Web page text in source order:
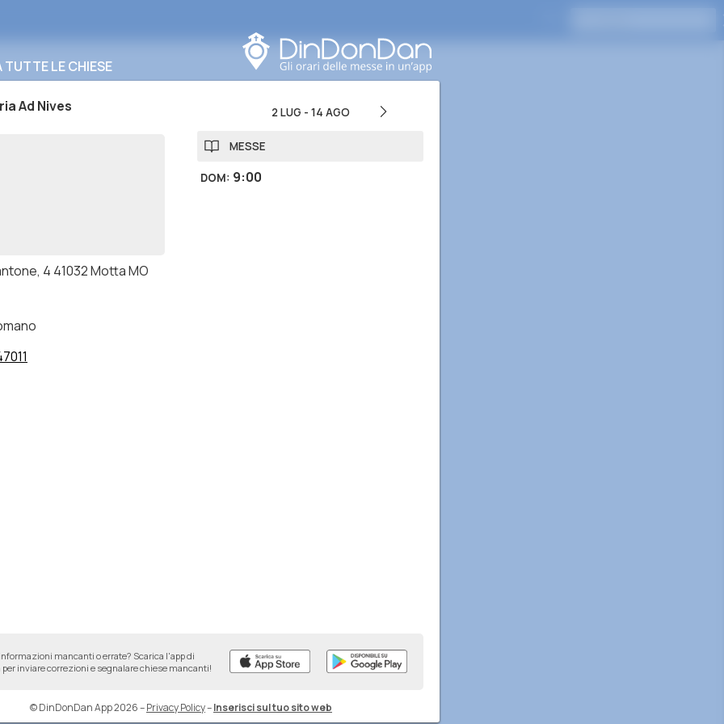
LE CHIESE
Ad Nives
4 41032 Motta MO
2 LUG - 14 AGO
MESSE
DOM: 9:00
mancanti o errate? Scarica l'app di
per inviare correzioni e segnalare chiese mancanti!
© DinDonDan App 2026–Privacy Policy–Inserisci sul tuo sito web